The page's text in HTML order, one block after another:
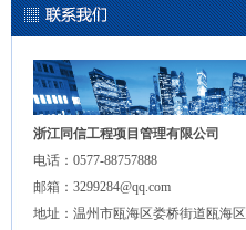
浙江同信工程项目管理有限公司
电话：0577-88757888
邮箱：3299284@qq.com
地址：温州市瓯海区娄桥街道瓯海区